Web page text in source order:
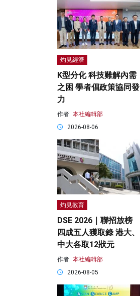
灼見經濟
K型分化 科技難解內需
之困 學者倡政策協同發
力
作者: 本社編輯部
2026-08-06
灼見教育
DSE 2026｜聯招放榜
四成五人獲取錄 港大、
中大各取12狀元
作者: 本社編輯部
2026-08-05